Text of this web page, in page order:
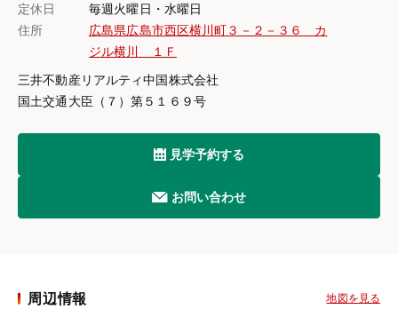
定休日
毎週火曜日・水曜日
住所
広島県広島市西区横川町３－２－３６ カ
ジル横川 １Ｆ
三井不動産リアルティ中国株式会社
国土交通大臣（７）第５１６９号
見学予約する
お問い合わせ
周辺情報 地図を見る